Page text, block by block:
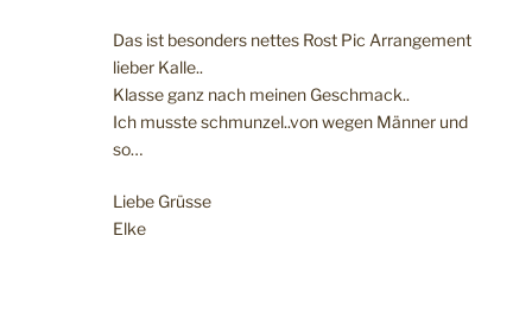
Das ist besonders nettes Rost Pic Arrangement
lieber Kalle..
Klasse ganz nach meinen Geschmack..
Ich musste schmunzel..von wegen Männer und
so…
Liebe Grüsse
Elke